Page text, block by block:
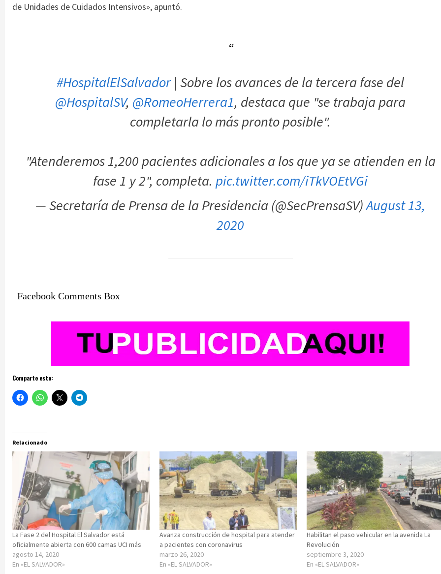
de Unidades de Cuidados Intensivos», apuntó.
#HospitalElSalvador| Sobre los avances de la tercera fase del
@HospitalSV, @RomeoHerrera1, destaca que "se trabaja para
completarla lo más pronto posible".
"Atenderemos 1,200 pacientes adicionales a los que ya se atienden en la
fase 1 y 2", completa. pic.twitter.com/iTkVOEtVGi
— Secretaría de Prensa de la Presidencia (@SecPrensaSV)August 13,
2020
Facebook Comments Box
Comparte esto:
Relacionado
La Fase 2 del Hospital El Salvador está
oficialmente abierta con 600 camas UCI más
agosto 14, 2020
En «EL SALVADOR»
Avanza construcción de hospital para atender
a pacientes con coronavirus
marzo 26, 2020
En «EL SALVADOR»
Habilitan el paso vehicular en la avenida La
Revolución
septiembre 3, 2020
En «EL SALVADOR»